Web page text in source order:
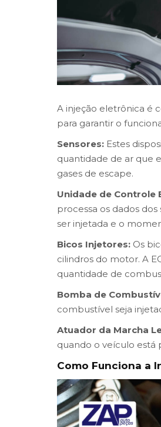
A injeção eletrônica é
para garantir o
Sensores: Estes
quantidade de ar que
gases de escape.
Unidade de Controle
processa os dados
ser injetada e o
Bicos Injetores: Os
cilindros do motor. A
quantidade de
Bomba de
combustível seja
Atuador da Marcha
quando o veículo está
Como Funciona a